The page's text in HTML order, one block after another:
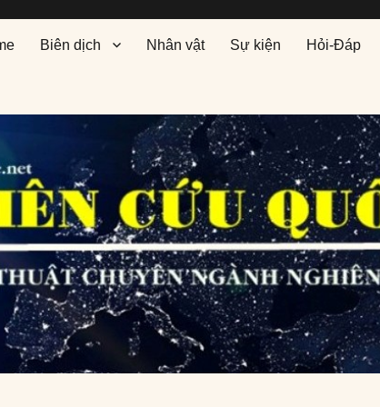
Biên dịch Nhân vật Sự kiện Hỏi-Đáp